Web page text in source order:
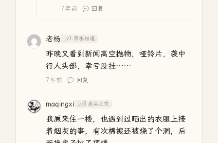
7年前 回复
老杨 Lv1.萍水相逢
昨晚又看到新闻高空抛物，哑铃片，袭中
行人头部，幸亏没挂……
7年前 回复
maqingxi Lv3.点头之交
我原来住一楼，也遇到过晒出的衣服上接
着烟灰的事，有次棉被还被烧了个洞，后